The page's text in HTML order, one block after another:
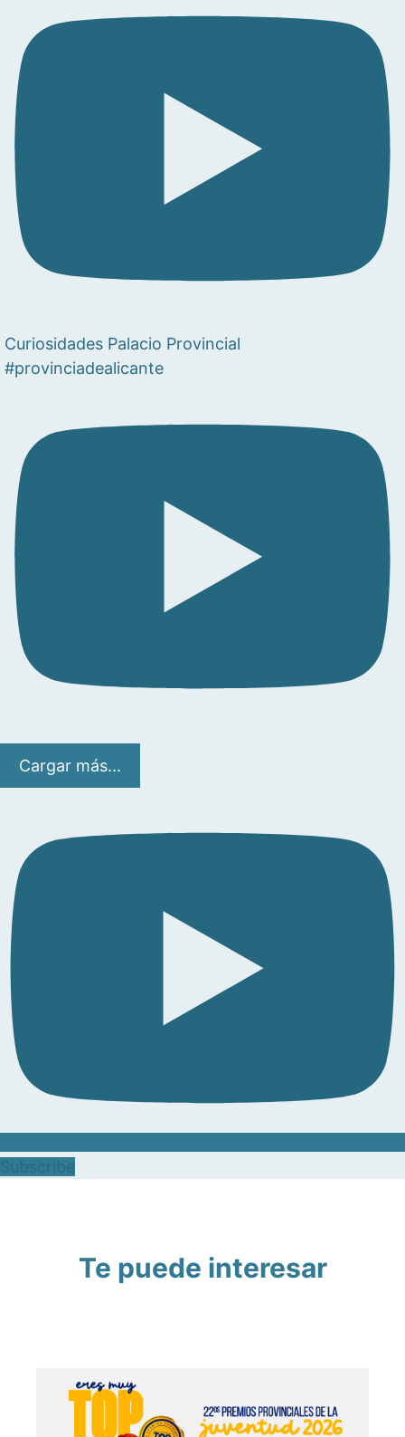
Curiosidades Palacio Provincial
#provinciadealicante
Cargar más...
Te puede interesar